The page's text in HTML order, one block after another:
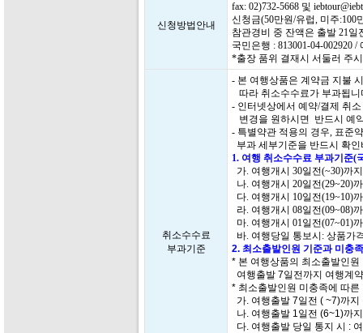
신청방법안내
fax: 02)732-5668 및
신청금(50만원/유럽, 미주:100
참관경비 중 잔액은 출발 21
국민은행 : 813001-04-002920
*출장 품위 결재시 서둘러 주
취소수수료
부과기준
- 본 여행상품은 계약금 지불
따라 취소수수료가 부과됩니
- 인터넷상에서 예약/결제 취
변경을 원하시면 반드시 예
- 특별약관 적용의 경우, 표준
부과 세부기준을 반드시 확
1. 여행 취소수수료 부과기준(
가. 여행개시 30일전(~30)까
나. 여행개시 20일전(29~20)
다. 여행개시 10일전(19~10)
라. 여행개시 08일전(09~08)
마. 여행개시 01일전(07~01)
바. 여행당일 통보시: 상품가
2. 최소출발인원 기준과 미충
* 본 여행상품의 최소출발인
여행출발 7일전까지 여행계
* 최소출발인원 미충족에 따
가. 여행출발 7일전 ( ~7)까
나. 여행출발 1일전 (6~1)까
다. 여행출발 당일 통지 시 :